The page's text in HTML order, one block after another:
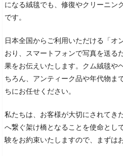
になる絨毯でも、修復やクリーニン
です。
日本全国からご利用いただける「オ
おり、スマートフォンで写真を送る
果をお伝えいたします。クム絨毯や
ちろん、アンティーク品や年代物ま
ちにお任せください。
私たちは、お客様が大切にされてき
へ繋ぐ架け橋となることを使命とし
験をお約束いたしますので、まずは